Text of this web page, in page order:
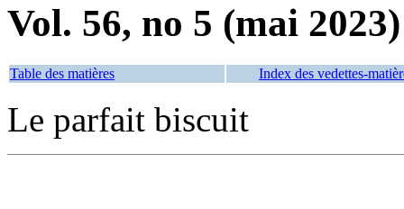
Vol. 56, no 5 (mai 2023)
Table des matières Index des vedettes-
Le parfait biscuit